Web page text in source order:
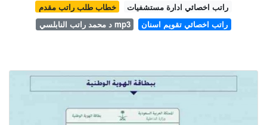
خطاب طلب راتب مقدم
راتب اخصائي ادارة مستشفيات
د محمد راتب النابلسي mp3
راتب اخصائي تقويم اسنان